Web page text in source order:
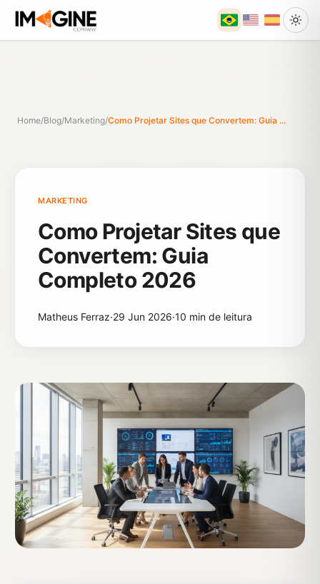
Home/Blog/Marketing/Como Projetar Sites que Convertem: Guia ...
MARKETING
Como Projetar Sites que
Convertem: Guia
Completo 2026
Matheus Ferraz·29 Jun 2026·10 min de leitura